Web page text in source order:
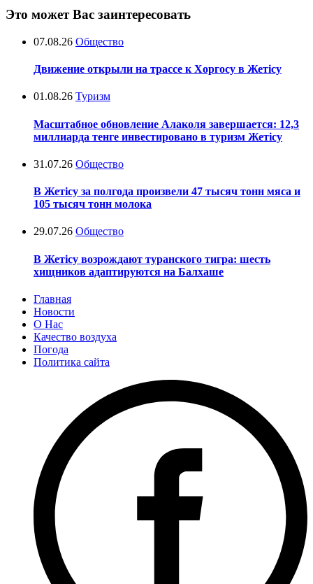
Это может Вас заинтересовать
07.08.26 Общество
Движение открыли на трассе к Хоргосу в Жетісу
01.08.26 Туризм
Масштабное обновление Алаколя завершается: 12,3
миллиарда тенге инвестировано в туризм Жетісу
31.07.26 Общество
В Жетісу за полгода произвели 47 тысяч тонн мяса и
105 тысяч тонн молока
29.07.26 Общество
В Жетісу возрождают туранского тигра: шесть
хищников адаптируются на Балхаше
Главная
Новости
О Нас
Качество воздуха
Погода
Политика сайта